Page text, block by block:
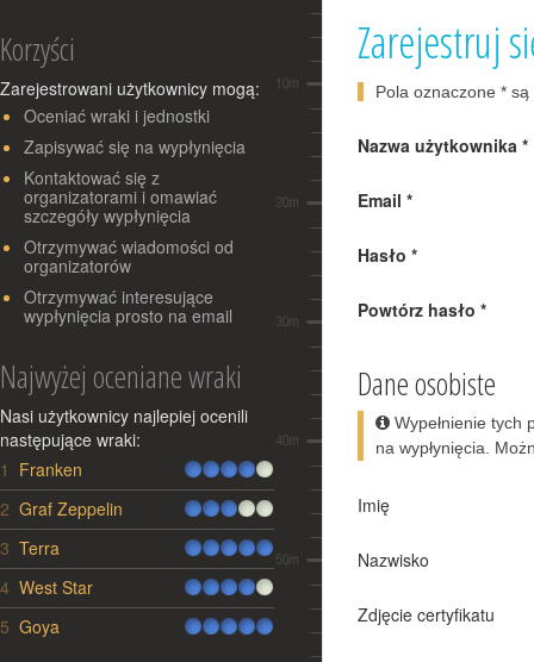
Korzyści
Zarejestrowani użytkownicy mogą:
Oceniać wraki i jednostki
Zapisywać się na wypłynięcia
Kontaktować się z
organizatorami i omawiać
szczegóły wypłynięcia
Otrzymywać wiadomości od
organizatorów
Otrzymywać interesujące
wypłynięcia prosto na email
Najwyżej oceniane wraki
Nasi użytkownicy najlepiej ocenili
następujące wraki:
Lp.
Wrak
1 Franken
2 Graf Zeppelin
3 Terra
4 West Star
5 Goya
Zarejestruj
Pola oznaczone * są
Nazwa użytkownika *
Email *
Hasło *
Powtórz hasło *
Dane osobiste
Wypełnienie tych
na wypłynięcia.
Imię
Nazwisko
Zdjęcie certyfikatu